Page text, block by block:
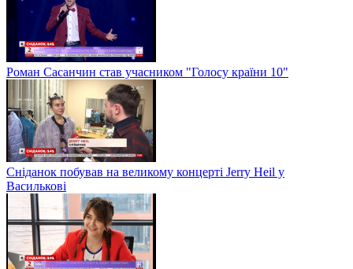
Роман Сасанчин став учасником "Голосу країни 10"
Сніданок побував на великому концерті Jerry Heil у
Василькові